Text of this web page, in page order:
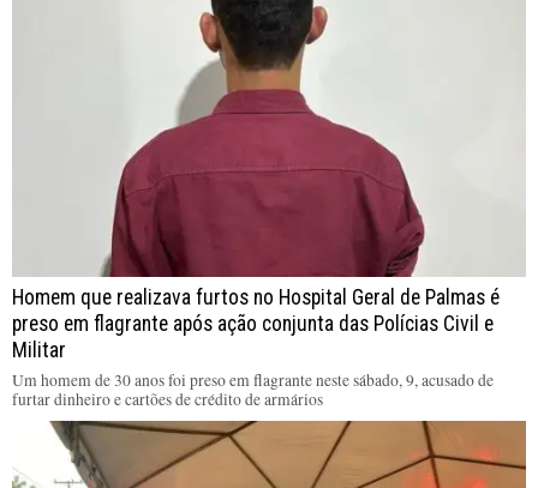
Homem que realizava furtos no Hospital Geral de Palmas é
preso em flagrante após ação conjunta das Polícias Civil e
Militar
Um homem de 30 anos foi preso em flagrante neste sábado, 9, acusado de
furtar dinheiro e cartões de crédito de armários